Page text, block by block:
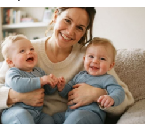
Stanković STARIJI OD
Krili mesecima ovaj
U ISTANBULU!Emina
pokradena za 50.000 EVRA:
prevaru devojke iz Crne